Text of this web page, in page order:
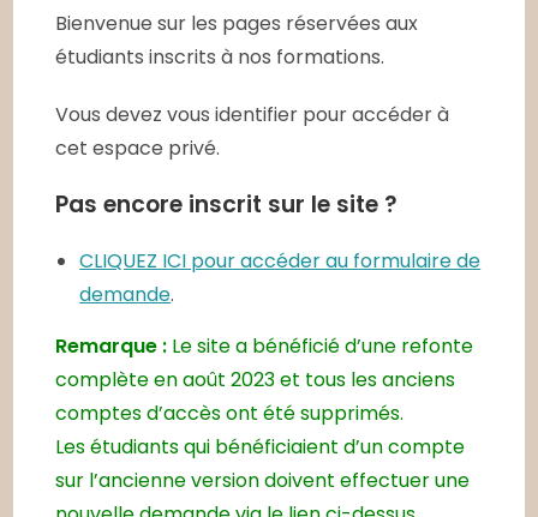
Bienvenue sur les pages réservées aux
étudiants inscrits à nos formations.
Vous devez vous identifier pour accéder à
cet espace privé.
Pas encore inscrit sur le site ?
CLIQUEZ ICI pour accéder au formulaire de
demande.
Remarque : Le site a bénéficié d’une refonte
complète en août 2023 et tous les anciens
comptes d’accès ont été supprimés.
Les étudiants qui bénéficiaient d’un compte
sur l’ancienne version doivent effectuer une